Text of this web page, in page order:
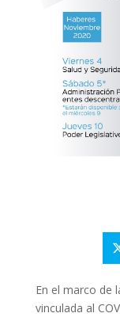
En el marco de
vinculada al